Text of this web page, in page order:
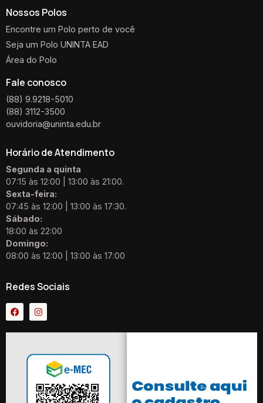
Nossos Polos
Encontre um Polo perto de você
Seja um Polo UNINTA EAD
Área do Polo
Fale conosco
(88) 9.9218-5010
(88) 3112-3500
ouvidoria@uninta.edu.br
Horário de Atendimento
Segunda a quinta
07:15 às 12:00 | 13:00 às 21:00.
Sexta-feira:
07:45 às 12:00 | 13:00 às 17:30.
Sábado:
18:00 às 22:00
Domingo:
08:00 às 12:00 | 13:00 às 17:00
Redes Sociais